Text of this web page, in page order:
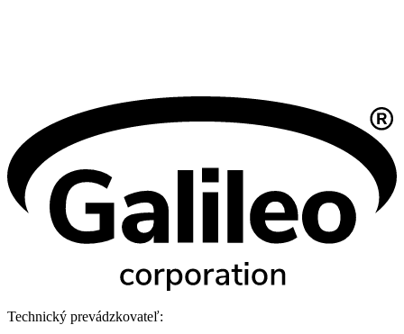
Technický prevádzkovateľ: